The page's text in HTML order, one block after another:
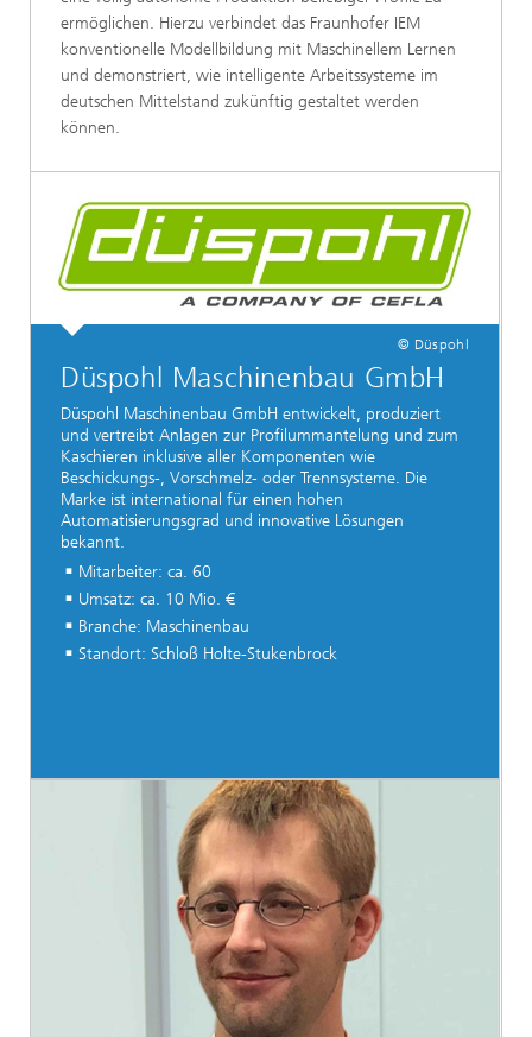
ermöglichen. Hierzu verbindet das Fraunhofer IEM
konventionelle Modellbildung mit Maschinellem Lernen
und demonstriert, wie intelligente Arbeitssysteme im
deutschen Mittelstand zukünftig gestaltet werden
können.
© Düspohl
Düspohl Maschinenbau GmbH
Düspohl Maschinenbau GmbH entwickelt, produziert
und vertreibt Anlagen zur Profilummantelung und zum
Kaschieren inklusive aller Komponenten wie
Beschickungs-, Vorschmelz- oder Trennsysteme. Die
Marke ist international für einen hohen
Automatisierungsgrad und innovative Lösungen
bekannt.
Mitarbeiter: ca. 60
Umsatz: ca. 10 Mio. €
Branche: Maschinenbau
Standort: Schloß Holte-Stukenbrock